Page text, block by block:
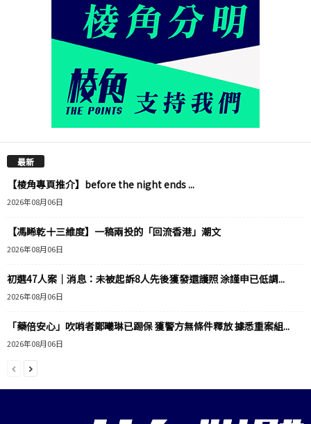
最新
【棱角專頁推介】before the night ends ...
2026年08月06日
【馮睎乾十三維度】一稿兩投的「回流香港」潮文
2026年08月06日
初選47人案｜消息：未被起訴8人先後獲發還護照 涂謹申已低調...
2026年08月06日
「藥倍安心」吹哨者鄭曦琳已踢保 獲警方無條件釋放 據悉重案組...
2026年08月06日